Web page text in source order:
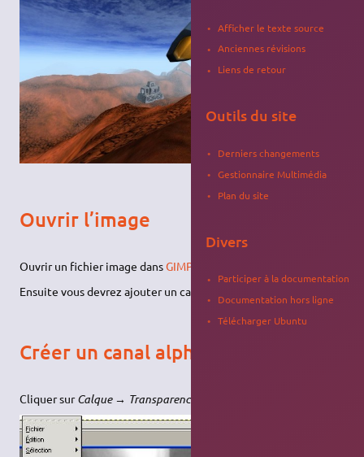
Ouvrir l’image
Ouvrir un fichier image dansGIMP
Ensuite vous devrez ajouter un calque (couche) à votre image..
Créer un canal alpha
Cliquer surCalque → Transparence → Ajouter un canal Alpha
Afficher le texte source
Anciennes révisions
Liens de retour
Outils du site
Derniers changements
Gestionnaire Multimédia
Plan du site
Divers
Participer à la documentation
Documentation hors ligne
Télécharger Ubuntu